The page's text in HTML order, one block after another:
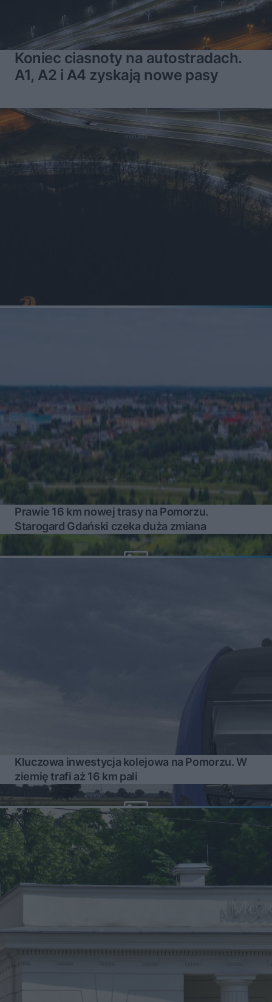
Koniec ciasnoty na autostradach.
A1, A2 i A4 zyskają nowe pasy
Prawie 16 km nowej trasy na Pomorzu.
Starogard Gdański czeka duża zmiana
Kluczowa inwestycja kolejowa na Pomorzu. W
ziemię trafi aż 16 km pali